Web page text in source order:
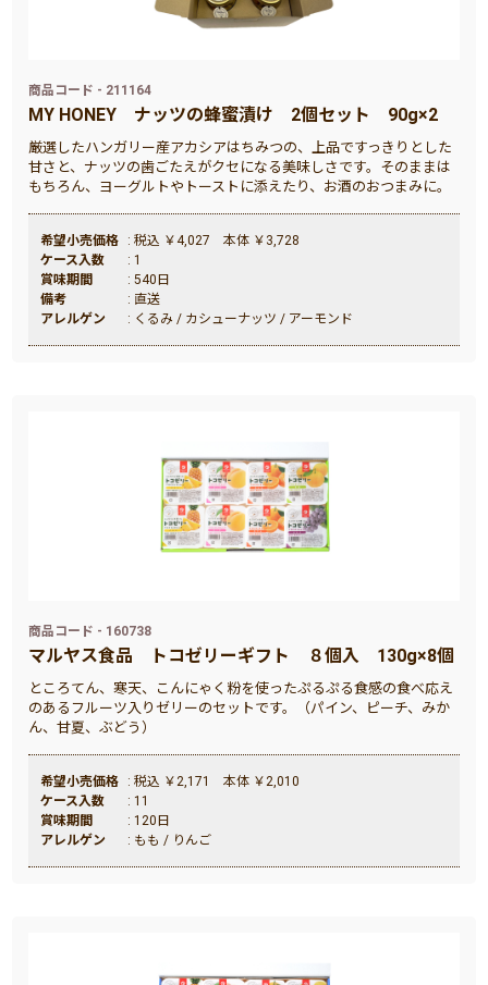
商品コード - 211164
MY HONEY ナッツの蜂蜜漬け 2個セット 90g×2
厳選したハンガリー産アカシアはちみつの、上品ですっきりとした
甘さと、ナッツの歯ごたえがクセになる美味しさです。そのままは
もちろん、ヨーグルトやトーストに添えたり、お酒のおつまみに。
希望小売価格
: 税込 ￥4,027 本体 ￥3,728
ケース入数
: 1
賞味期間
: 540日
備考
: 直送
アレルゲン
: くるみ / カシューナッツ / アーモンド
商品コード - 160738
マルヤス食品 トコゼリーギフト ８個入 130g×8個
ところてん、寒天、こんにゃく粉を使ったぷるぷる食感の食べ応え
のあるフルーツ入りゼリーのセットです。（パイン、ピーチ、みか
ん、甘夏、ぶどう）
希望小売価格
: 税込 ￥2,171 本体 ￥2,010
ケース入数
: 11
賞味期間
: 120日
アレルゲン
: もも / りんご